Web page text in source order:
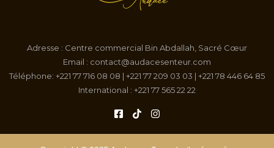
Adresse : Centre commercial Bin Abdallah, Sacré Cœur
Email : contact@audacesenteur.com
Téléphone: +221 77 716 08 08 | +221 77 209 03 03 | +221 78 446 64 85
International : +221 77 565 22 22